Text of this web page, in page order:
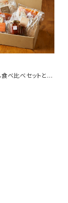
べ比べセットと自